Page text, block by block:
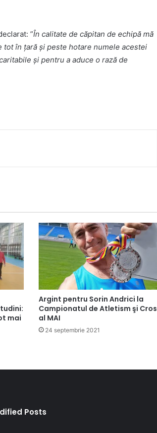
”În calitate de căpitan de echipă mă
în țară și peste hotare numele acestei
și pentru a aduce o rază de
mai
Argint pentru Sorin Andrici la
Campionatul de Atletism şi Cros
al MAI
24 septembrie 2021
Posts